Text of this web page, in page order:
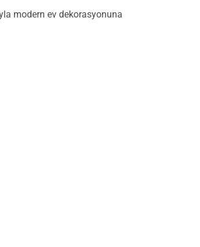
modern ev dekorasyonuna